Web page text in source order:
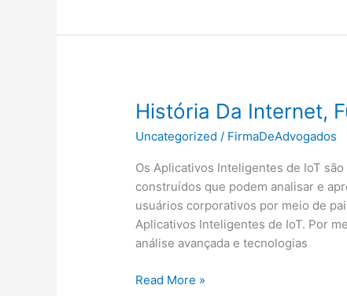
Esgoto
História Da Internet,
Uncategorized / FirmaDeAdvogados
Os Aplicativos Inteligentes de IoT
construídos que podem analisar e
usuários corporativos por meio de
Aplicativos Inteligentes de IoT. Por
análise avançada e tecnologias
História
Read More »